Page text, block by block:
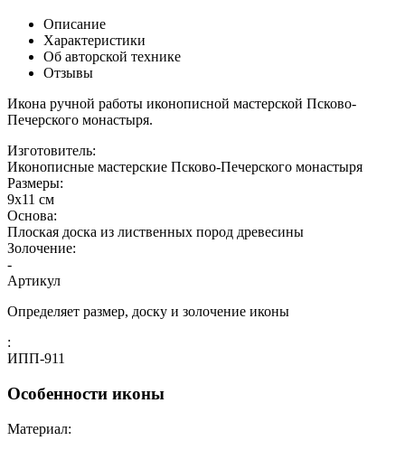
Описание
Характеристики
Об авторской технике
Отзывы
Икона ручной работы иконописной мастерской Псково-
Печерского монастыря.
Изготовитель:
Иконописные мастерские Псково-Печерского монастыря
Размеры:
9х11 см
Основа:
Плоская доска из лиственных пород древесины
Золочение:
-
Артикул
Определяет размер, доску и золочение иконы
:
ИПП-911
Особенности иконы
Материал: